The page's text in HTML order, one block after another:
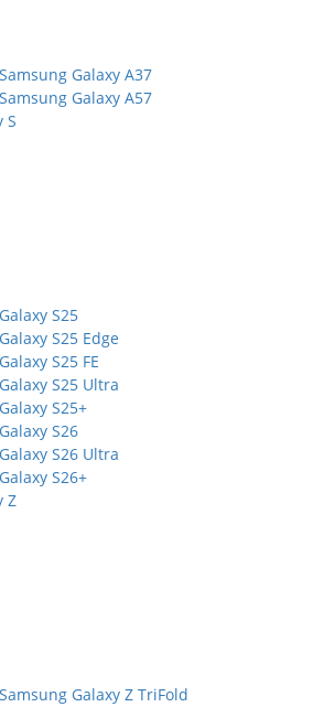
Samsung Galaxy A37
Samsung Galaxy A57
S
Galaxy S25
Galaxy S25 Edge
Galaxy S25 FE
Galaxy S25 Ultra
Galaxy S25+
Galaxy S26
Galaxy S26 Ultra
Galaxy S26+
Z
Samsung Galaxy Z TriFold